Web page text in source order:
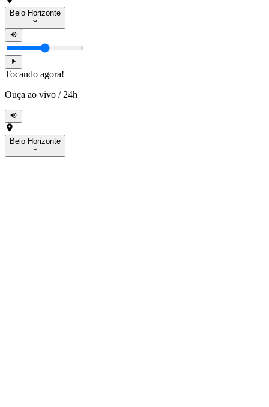
Belo Horizonte
Tocando agora!
Ouça ao vivo / 24h
Belo Horizonte